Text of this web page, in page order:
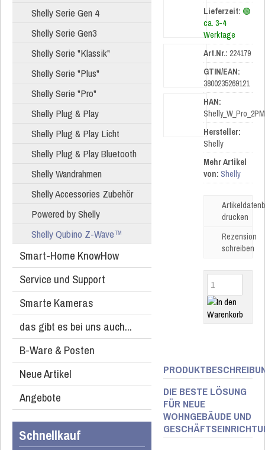
Shelly Serie Gen 4
Shelly Serie Gen3
Shelly Serie "Klassik"
Shelly Serie "Plus"
Shelly Serie "Pro"
Shelly Plug & Play
Shelly Plug & Play Licht
Shelly Plug & Play Bluetooth
Shelly Wandrahmen
Shelly Accessories Zubehör
Powered by Shelly
Shelly Qubino Z-Wave™
Smart-Home KnowHow
Service und Support
Smarte Kameras
das gibt es bei uns auch...
B-Ware & Posten
Neue Artikel
Angebote
Schnellkauf
Lieferzeit: 🟢
ca. 3-4
Werktage
Art.Nr.: 224179
GTIN/EAN:
3800235269121
HAN:
Shelly_W_Pro_2PM
Hersteller:
Shelly
Mehr Artikel
von: Shelly
drucken
Rezension
schreiben
DIE BESTE LÖSUNG
FÜR NEUE
WOHNGEBÄUDE UND